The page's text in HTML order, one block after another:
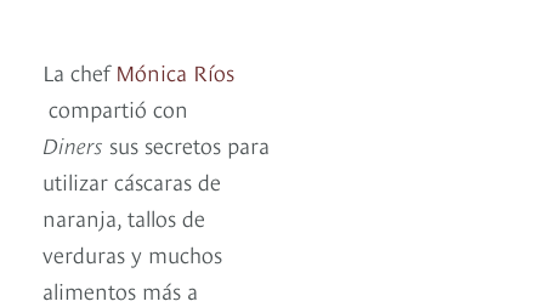
La chef Mónica Ríos
compartió con
Diners sus secretos para
utilizar cáscaras de
naranja, tallos de
verduras y muchos
alimentos más a